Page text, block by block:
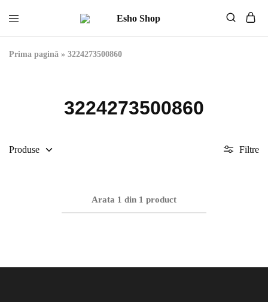
Shop
de
fabricat
Prima pagină » 3224273500860
3224273500860
Produse Filtre
Arata 1 din 1 product